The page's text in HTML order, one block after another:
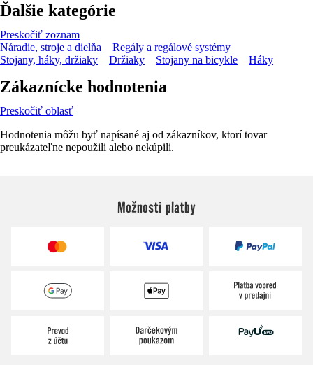
Ďalšie kategórie
Preskočiť zoznam
Náradie, stroje a dielňa
Regály a regálové systémy
Stojany, háky, držiaky
Držiaky Stojany na bicykle Háky
Zákaznícke hodnotenia
Preskočiť oblasť
Hodnotenia môžu byť napísané aj od zákazníkov, ktorí tovar
preukázateľne nepoužili alebo nekúpili.
Možnosti platby